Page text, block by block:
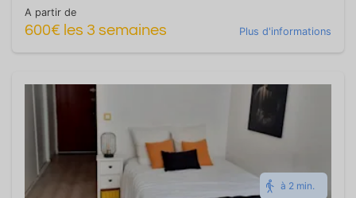
A partir de
600€ les 3 semaines Plus d'informations
à 2 min.